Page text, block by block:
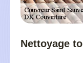
Nettoyage